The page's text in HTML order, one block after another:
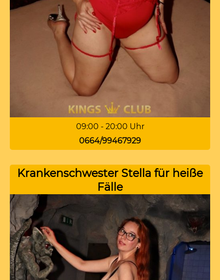
09:00 - 20:00 Uhr
0664/99467929
Krankenschwester Stella für heiße
Fälle